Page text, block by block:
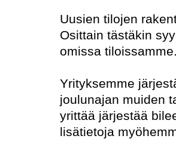
Uusien tilojen
Osittain tästäkin
omissa
Yrityksemme
joulunajan muiden
yrittää järjestää
lisätietoja